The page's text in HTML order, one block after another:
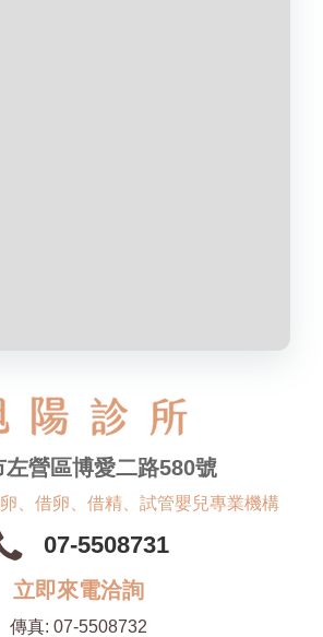
左營區博愛二路580號
、借卵、借精、試管嬰兒專業機構
07-5508731
立即來電洽詢
傳真: 07-5508732